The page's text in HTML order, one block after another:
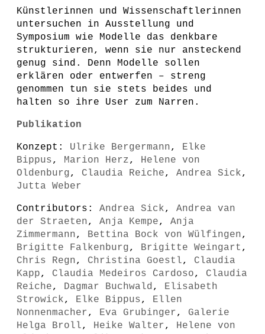
Künstlerinnen und Wissenschaftlerinnen
untersuchen in Ausstellung und
Symposium wie Modelle das denkbare
strukturieren, wenn sie nur ansteckend
genug sind. Denn Modelle sollen
erklären oder entwerfen – streng
genommen tun sie stets beides und
halten so ihre User zum Narren.
Publikation
Konzept: Ulrike Bergermann, Elke
Bippus, Marion Herz, Helene von
Oldenburg, Claudia Reiche, Andrea Sick,
Jutta Weber
Contributors: Andrea Sick, Andrea van
der Straeten, Anja Kempe, Anja
Zimmermann, Bettina Bock von Wülfingen,
Brigitte Falkenburg, Brigitte Weingart ,
Chris Regn, Christina Goestl, Claudia
Kapp, Claudia Medeiros Cardoso, Claudia
Reiche, Dagmar Buchwald, Elisabeth
Strowick, Elke Bippus, Ellen
Nonnenmacher, Eva Grubinger, Galerie
Helga Broll, Heike Walter, Helene von